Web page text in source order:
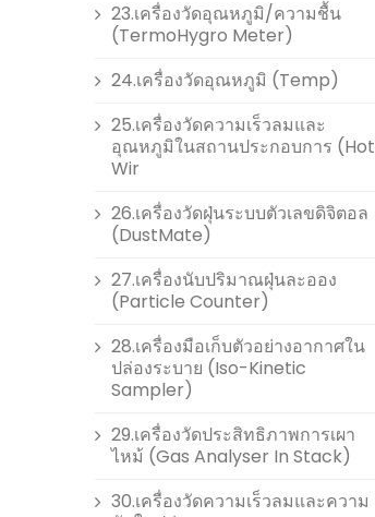
23.เครื่องวัดอุณหภูมิ/ความชื้น
(TermoHygro Meter)
24.เครื่องวัดอุณหภูมิ (Temp)
25.เครื่องวัดความเร็วลมและ
อุณหภูมิในสถานประกอบการ (Hot
Wir
26.เครื่องวัดฝุ่นระบบตัวเลขดิจิตอล
(DustMate)
27.เครื่องนับปริมาณฝุ่นละออง
(Particle Counter)
28.เครื่องมือเก็บตัวอย่างอากาศใน
ปล่องระบาย (Iso-Kinetic
Sampler)
29.เครื่องวัดประสิทธิภาพการเผา
ไหม้ (Gas Analyser In Stack)
30.เครื่องวัดความเร็วลมและความ